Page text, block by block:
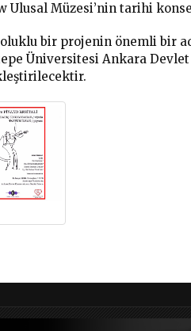
Ulusal Müzesi’nin tarihi
bir projenin önemli bir
Üniversitesi Ankara Devlet